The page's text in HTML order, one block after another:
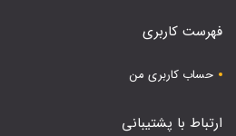
فهرست کاربری
حساب کاربری من
ارتباط با پشتیبانی